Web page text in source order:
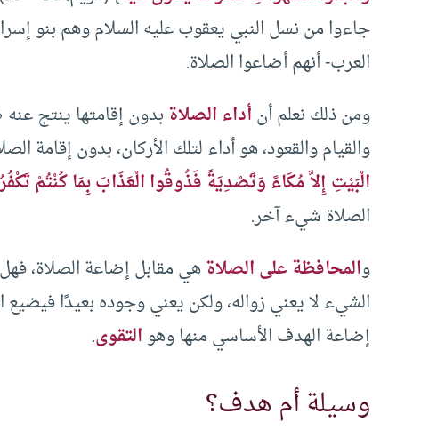
جاءوا من نسل النبي يعقوب عليه السلام وهم بنو
العرب- أنهم أضاعوا الصلاة.
ومن ذلك نعلم أنأداء الصلاةبدون إقامتها ينتج
والقيام والقعود، هو أداء لتلك الأركان، بدون إقامة
الْبَيْتِ إِلاَّ مُكَاءً وَتَصْدِيَةً فَذُوقُوا الْعَذَابَ بِمَا كُنْتُمْ
الصلاة شيء آخر.
والمحافظة على الصلاةهي مقابل إضاعة الصلاة،
الشيء لا يعني زواله، ولكن يعني وجوده بعيدًا
إضاعة الهدف الأساسي منها وهوالتقوى.
وسيلة أم هدف؟